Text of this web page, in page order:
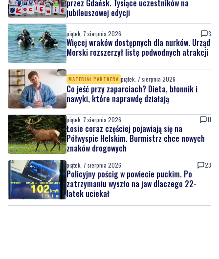
przez Gdańsk. Tysiące uczestników na
jubileuszowej edycji
piątek, 7 sierpnia 2026 3
Więcej wraków dostępnych dla nurków. Urząd
Morski rozszerzył listę podwodnych atrakcji
MATERIAŁ PARTNERA piątek, 7 sierpnia 2026
Co jeść przy zaparciach? Dieta, błonnik i
nawyki, które naprawdę działają
piątek, 7 sierpnia 2026 11
Łosie coraz częściej pojawiają się na
Półwyspie Helskim. Burmistrz chce nowych
znaków drogowych
piątek, 7 sierpnia 2026 23
Policyjny pościg w powiecie puckim. Po
zatrzymaniu wyszło na jaw dlaczego 22-
latek uciekał